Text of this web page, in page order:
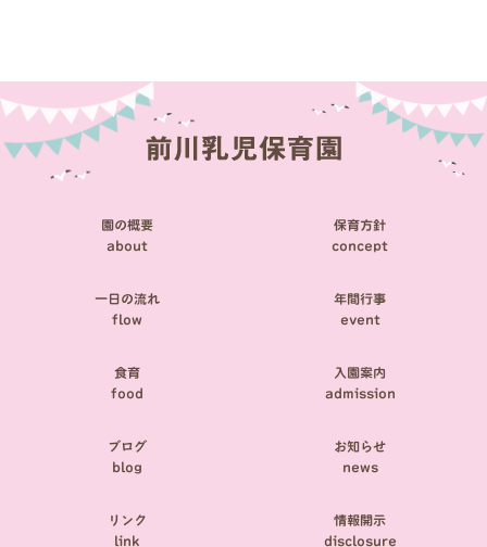
園の概要
about
保育方針
concept
一日の流れ
flow
年間行事
event
食育
food
入園案内
admission
ブログ
blog
お知らせ
news
リンク
link
情報開示
disclosure